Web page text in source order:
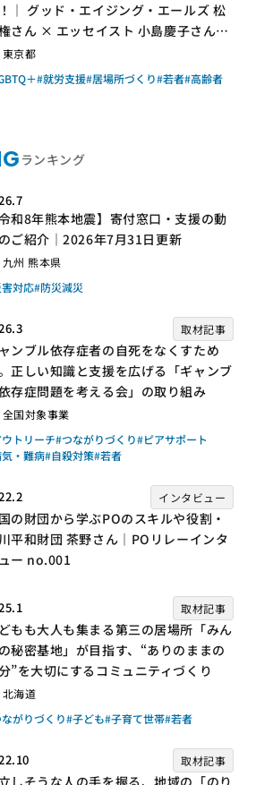
｜ グッド・エイジング・エールズ 松
さん × エッセイスト 小島慶子さん
き手】
東京都
＋#就労支援#居場所づくり#若者#高齢者
ランキング
令和8年熊本地震】寄付窓口・支援の動
ご紹介｜2026年7月31日更新
九州 熊本県
対応#防災減災
取材記事
ンブル依存症者の自死をなくすため
正しい知識と支援を広げる「ギャンブ
存症問題を考える会」の取り組み
全国対象事業
トリーチ#つながりづくり#ピアサポート
・難病#自殺対策#若者
インタビュー
の財団から学ぶPOのスキルや役割・
平和財団 茶野さん｜POリレーインタ
ー no.001
取材記事
もも大人も集まる第三の居場所「みん
秘密基地」が目指す、“ありのままの
”を大切にするコミュニティづくり
北海道
がりづくり#子ども#子育て世帯#若者
取材記事